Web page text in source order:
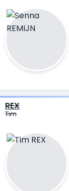
REX
Tim